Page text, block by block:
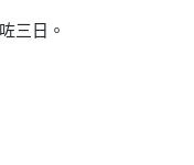
三日。